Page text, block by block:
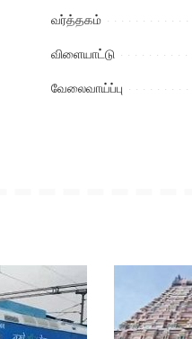
வர்த்தகம்
விளையாட்டு
வேலைவாய்ப்பு